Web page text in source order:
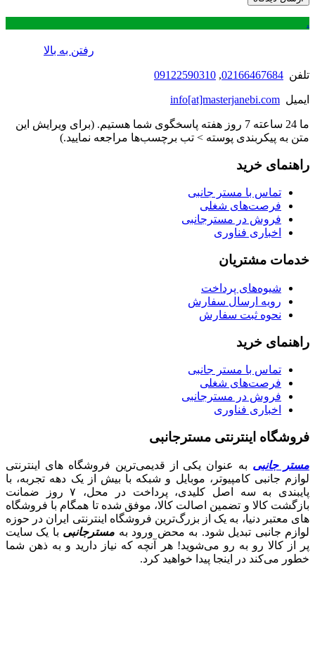
.
رفتن به بالا
تلفن 02166467684
,
09122590310
ایمیل info[at]masterjanebi.com
ما 24 ساعته 7 روز هفته پاسخگوی شما هستیم. (برای ویرایش این
متن به پیکربندی پوسته > تب برچسب‌ها مراجعه نمایید.)
راهنمای خرید
تماس با مستر جانبی
فرصت‌های شغلی
فروش در مسترجانبی
اخباری فناوری
خدمات مشتریان
شیوه‌های پرداخت
رویه ارسال سفارش
نحوه ثبت سفارش
راهنمای خرید
تماس با مستر جانبی
فرصت‌های شغلی
فروش در مسترجانبی
اخباری فناوری
فروشگاه اینترنتی مسترجانبی
مستر جانبی به عنوان یکی از قدیمی‌ترین فروشگاه های اینترنتی
لوازم جانبی کامپیوتر، موبایل و شبکه با بیش از یک دهه تجربه، با
پایبندی به سه اصل کلیدی، پرداخت در محل، ۷ روز ضمانت
بازگشت کالا و تضمین اصالت کالا، موفق شده تا همگام با فروشگاه‌
های معتبر دنیا، به یک از بزرگ‌ترین فروشگاه اینترنتی ایران در حوزه
لوازم جانبی تبدیل شود. به محض ورود به مسترجانبی با یک سایت
پر از کالا رو به رو می‌شوید! هر آنچه که نیاز دارید و به ذهن شما
خطور می‌کند در اینجا پیدا خواهید کرد.